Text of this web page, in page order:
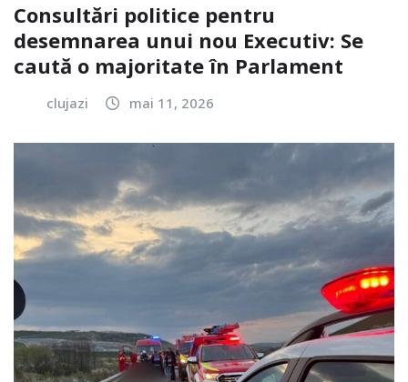
Consultări politice pentru
desemnarea unui nou Executiv: Se
caută o majoritate în Parlament
clujazi mai 11, 2026